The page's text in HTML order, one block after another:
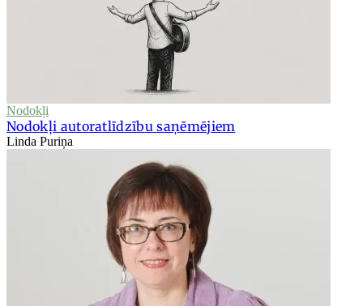
Nodokļi
Nodokļi autoratlīdzību saņēmējiem
Linda Puriņa